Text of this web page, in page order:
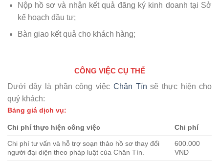
Nộp hồ sơ và nhận kết quả đăng ký kinh doanh tại Sở
kế hoạch đầu tư;
Bàn giao kết quả cho khách hàng;
CÔNG VIỆC CỤ THỂ
Dưới đây là phần công việc Chân Tín sẽ thực hiện cho
quý khách:
Bảng giá dịch vụ:
Chi phí thực hiện công việc Chi phí
Chi phí tư vấn và hỗ trợ soạn thảo hồ sơ thay đổi
người đại diện theo pháp luật của Chân Tín.
600.000
VNĐ